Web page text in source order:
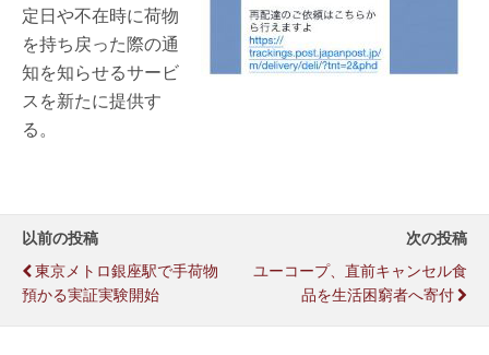
定日や不在時に荷物
を持ち戻った際の通
知を知らせるサービ
スを新たに提供す
る。
以前の投稿
東京メトロ銀座駅で手荷物
預かる実証実験開始
次の投稿
ユーコープ、直前キャンセル食
品を生活困窮者へ寄付